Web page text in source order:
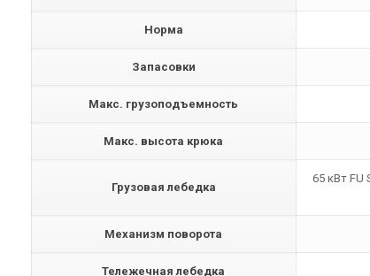
Норма
Запасовки
Макс. грузоподъемность
Макс. высота крюка
Грузовая лебедка
65 кВт FU
Механизм поворота
Тележечная лебедка